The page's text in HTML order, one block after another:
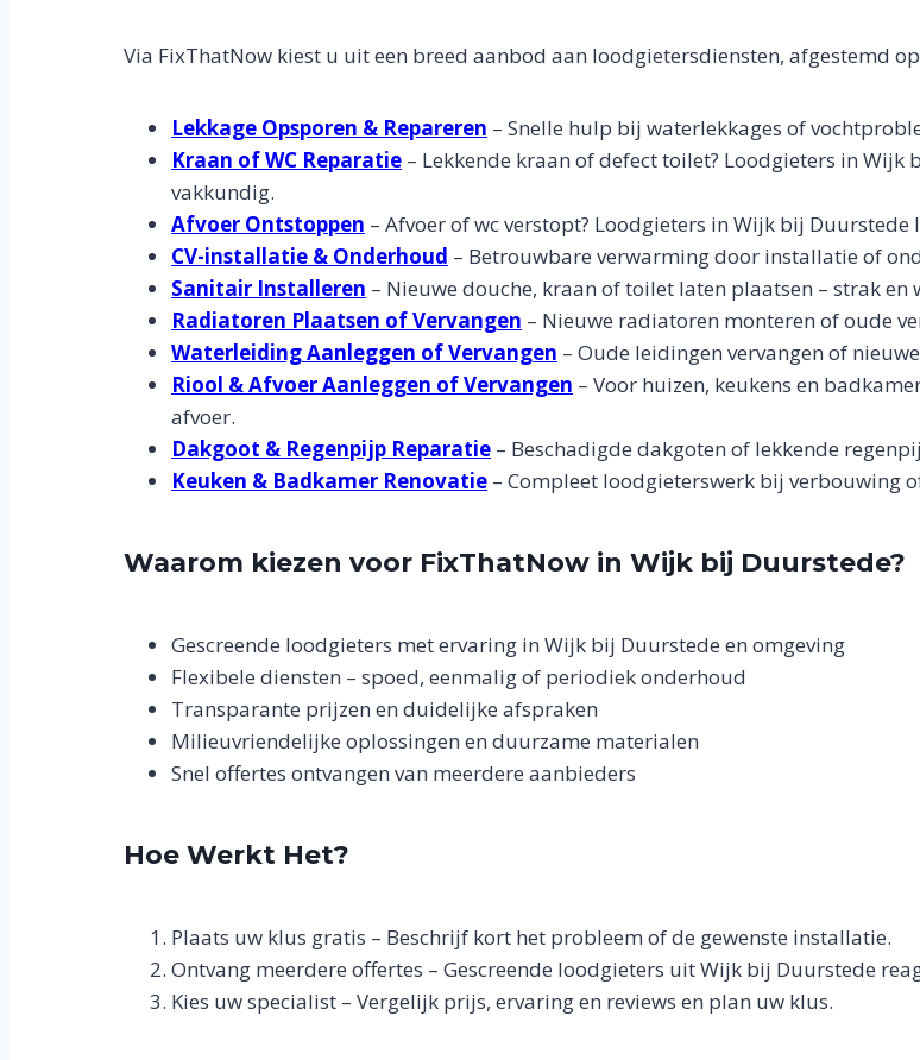
Via FixThatNow kiest u uit een breed aanbod aan loodgietersdiensten, afgestemd
Lekkage Opsporen & Repareren – Snelle hulp bij waterlekkages of
Kraan of WC Reparatie – Lekkende kraan of defect toilet? Loodgieters in
vakkundig.
Afvoer Ontstoppen – Afvoer of wc verstopt? Loodgieters in Wijk bij Duurstede
CV-installatie & Onderhoud – Betrouwbare verwarming door installatie of
Sanitair Installeren – Nieuwe douche, kraan of toilet laten plaatsen – strak
Radiatoren Plaatsen of Vervangen – Nieuwe radiatoren monteren of oude
Waterleiding Aanleggen of Vervangen – Oude leidingen vervangen of
Riool & Afvoer Aanleggen of Vervangen – Voor huizen, keukens en
afvoer.
Dakgoot & Regenpijp Reparatie – Beschadigde dakgoten of lekkende
Keuken & Badkamer Renovatie – Compleet loodgieterswerk bij verbouwing
Waarom kiezen voor FixThatNow in Wijk bij Duurstede?
Gescreende loodgieters met ervaring in Wijk bij Duurstede en omgeving
Flexibele diensten – spoed, eenmalig of periodiek onderhoud
Transparante prijzen en duidelijke afspraken
Milieuvriendelijke oplossingen en duurzame materialen
Snel offertes ontvangen van meerdere aanbieders
Hoe Werkt Het?
Plaats uw klus gratis – Beschrijf kort het probleem of de gewenste installatie.
Ontvang meerdere offertes – Gescreende loodgieters uit Wijk bij Duurstede
Kies uw specialist – Vergelijk prijs, ervaring en reviews en plan uw klus.